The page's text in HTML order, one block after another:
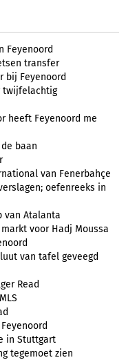
Feyenoord
transfer
bij Feyenoord
twijfelachtig
heeft Feyenoord me
baan
van Fenerbahçe
oefenreeks in
van Atalanta
voor Hadj Moussa
van tafel geveegd
Read
in Stuttgart
tegemoet zien